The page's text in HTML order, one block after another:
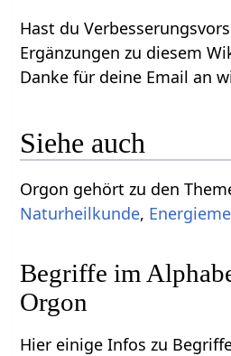
Hast du
Ergänzungen zu diesem
Danke für deine Email an
Siehe auch
Orgon gehört zu den
Naturheilkunde,
Begriffe im
Orgon
Hier einige Infos zu